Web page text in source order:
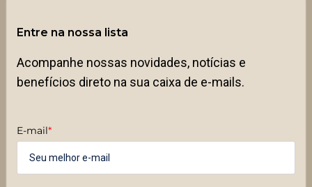
Entre na nossa lista
Acompanhe nossas novidades, notícias e
benefícios direto na sua caixa de e-mails.
E-mail*